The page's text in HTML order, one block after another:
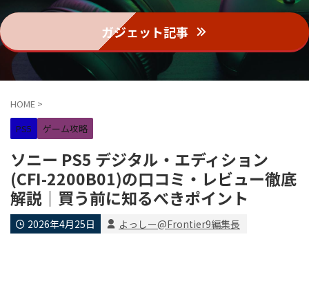
ガジェット記事
HOME >
PS5
ゲーム攻略
ソニー PS5 デジタル・エディション
(CFI-2200B01)の口コミ・レビュー徹底
解説｜買う前に知るべきポイント
2026年4月25日 よっしー@Frontier9編集長